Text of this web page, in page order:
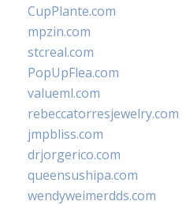
CupPlante.com
mpzin.com
stcreal.com
PopUpFlea.com
valueml.com
rebeccatorresjewelry.com
jmpbliss.com
drjorgerico.com
queensushipa.com
wendyweimerdds.com